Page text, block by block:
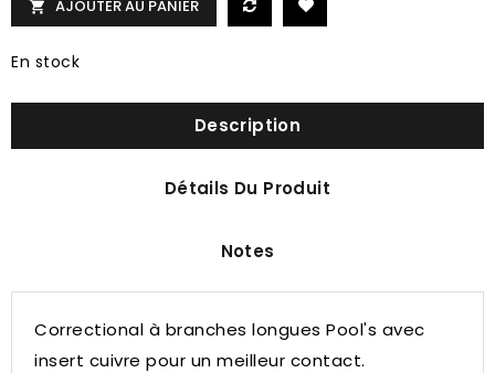
 AJOUTER AU PANIER
En stock
Description
Détails Du Produit
Notes
Correctional à branches longues Pool's avec
insert cuivre pour un meilleur contact.